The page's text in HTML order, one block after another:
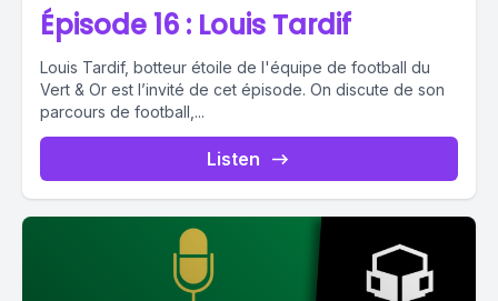
Épisode 16 : Louis Tardif
Louis Tardif, botteur étoile de l'équipe de football du
Vert & Or est l’invité de cet épisode. On discute de son
parcours de football,...
Listen